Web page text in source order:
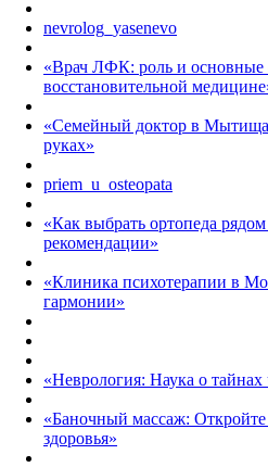
nevrolog_yasenevo
«Врач ЛФК: роль и
восстановительной
«Семейный доктор в
руках»
priem_u_osteopata
«Как выбрать ортопеда
рекомендации»
«Клиника психотерапии в
гармонии»
«Неврология: Наука о тайнах
«Баночный массаж: Откройте
здоровья»